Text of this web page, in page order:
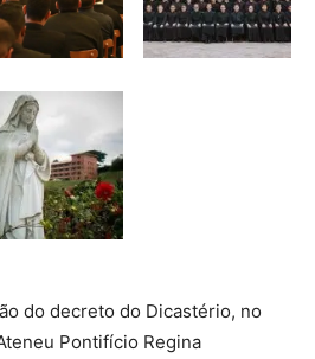
do decreto do Dicastério, no
Pontifício Regina